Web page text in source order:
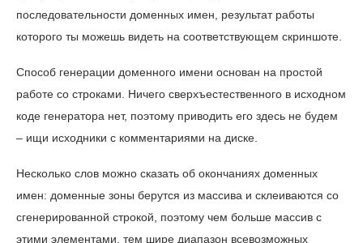
последовательности доменных имен, результат работы
которого ты можешь видеть на соответствующем скриншоте.
Способ генерации доменного имени основан на простой
работе со строками. Ничего сверхъестественного в исходном
коде генератора нет, поэтому приводить его здесь не будем
– ищи исходники с комментариями на диске.
Несколько слов можно сказать об окончаниях доменных
имен: доменные зоны берутся из массива и склеиваются со
сгенерированной строкой, поэтому чем больше массив с
этими элементами, тем шире диапазон всевозможных